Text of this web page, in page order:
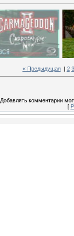
« Предыдущая| 2 3
Добавлять комментарии
[